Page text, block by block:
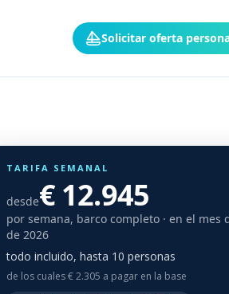
Solicitar oferta
TARIFA SEMANAL
desde€ 12.945
por semana, barco completo · en el mes
de 2026
todo incluido, hasta 10 personas
de los cuales € 2.305 a pagar en la base